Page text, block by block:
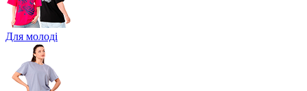
Для молоді